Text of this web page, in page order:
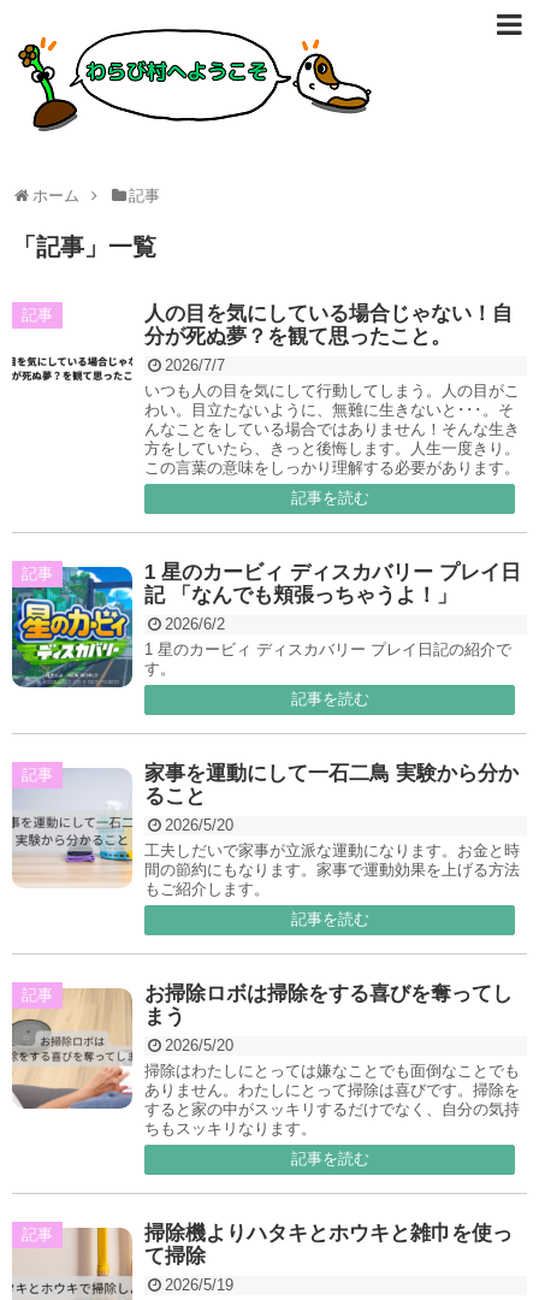
ホーム 記事
「 記事 」 一覧
人の目を気にしている場合じゃない！自
分が死ぬ夢？を観て思ったこと。
2026/7/7
記事
いつも人の目を気にして行動してしまう。人の目がこ
わい。目立たないように、無難に生きないと･･･。そ
んなことをしている場合ではありません！そんな生き
方をしていたら、きっと後悔します。人生一度きり。
この言葉の意味をしっかり理解する必要があります。
記事を読む
1 星のカービィ ディスカバリー プレイ日
記 「なんでも頬張っちゃうよ！」
2026/6/2
記事
1 星のカービィ ディスカバリー プレイ日記の紹介で
す。
記事を読む
家事を運動にして一石二鳥 実験から分か
ること
2026/5/20
記事
工夫しだいで家事が立派な運動になります。お金と時
間の節約にもなります。家事で運動効果を上げる方法
もご紹介します。
記事を読む
お掃除ロボは掃除をする喜びを奪ってし
まう
2026/5/20
記事
掃除はわたしにとっては嫌なことでも面倒なことでも
ありません。わたしにとって掃除は喜びです。掃除を
すると家の中がスッキリするだけでなく、自分の気持
ちもスッキリなります。
記事を読む
掃除機よりハタキとホウキと雑巾を使っ
て掃除
2026/5/19
記事